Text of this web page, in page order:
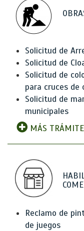
Solicitud de
Solicitud de
Solicitud de
para cruces de
Solicitud de
municipales
MÁS
Reclamo de
de juegos